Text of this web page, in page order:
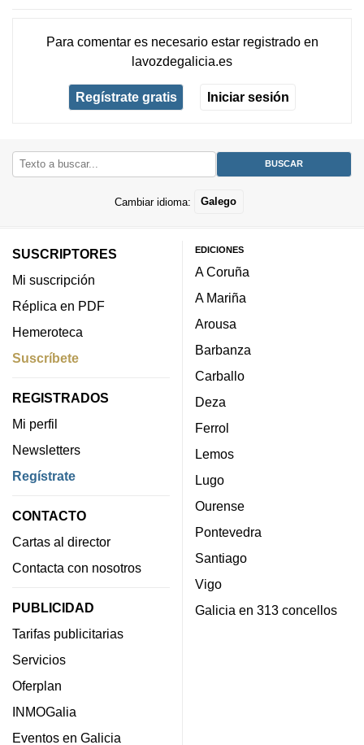
Para comentar es necesario estar registradoen
lavozdegalicia.es
Regístrate gratis Iniciar sesión
Cambiar idioma: Galego
SUSCRIPTORES
Mi suscripción
Réplica en PDF
Hemeroteca
Suscríbete
REGISTRADOS
Mi perfil
Newsletters
Regístrate
CONTACTO
Cartas al director
Contacta con nosotros
PUBLICIDAD
Tarifas publicitarias
Servicios
Oferplan
INMOGalia
Eventos en Galicia
EDICIONES
A Coruña
A Mariña
Arousa
Barbanza
Carballo
Deza
Ferrol
Lemos
Lugo
Ourense
Pontevedra
Santiago
Vigo
Galicia en 313 concellos